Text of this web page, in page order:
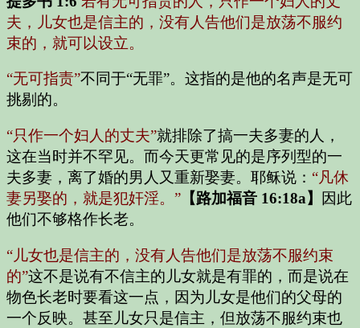
夫，儿女也是信主的，没有人告他们是放荡不服约
束的，就可以设立。
“无可指责”不同于“无罪”。这指的是他的名声是无可
挑剔的。
“只作一个妇人的丈夫”就排除了搞一夫多妻的人，
这在当时并不罕见。而今天更常见的是序列型的一
夫多妻，离了婚的男人又重新娶妻。耶稣说： “凡休
妻另娶的，就是犯奸淫。” 【路加福音 16:18a】
因此
他们不够格作长老。
“儿女也是信主的，没有人告他们是放荡不服约束
的”这不是说有不信主的儿女就是有罪的，而是说在
物色长老时要看这一点，因为儿女是他们的父母的
一个反映。甚至儿女只是信主，但放荡不服约束也